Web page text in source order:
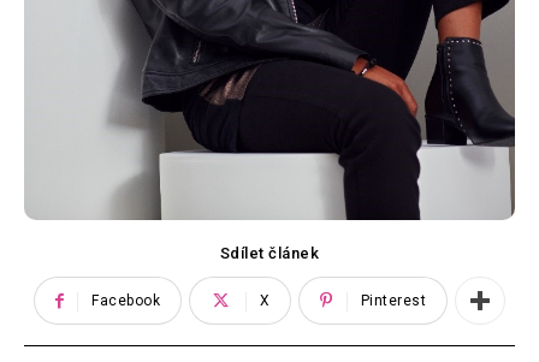
Sdílet článek
Facebook X Pinterest